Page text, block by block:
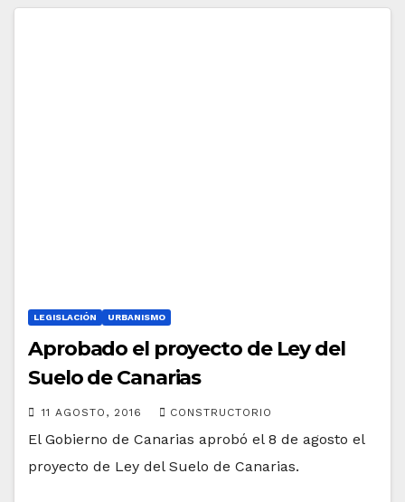
LEGISLACIÓN URBANISMO
Aprobado el proyecto de Ley del
Suelo de Canarias
11 AGOSTO, 2016 CONSTRUCTORIO
El Gobierno de Canarias aprobó el 8 de agosto el
proyecto de Ley del Suelo de Canarias.